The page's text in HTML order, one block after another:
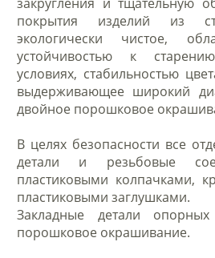
покрытия изделий из
экологически чистое,
устойчивостью к
условиях, стабильностью
выдерживающее широкий
двойное порошковое
В целях безопасности все
детали и резьбовые
пластиковыми колпачками,
пластиковыми заглушками.
Закладные детали
порошковое окрашивание.